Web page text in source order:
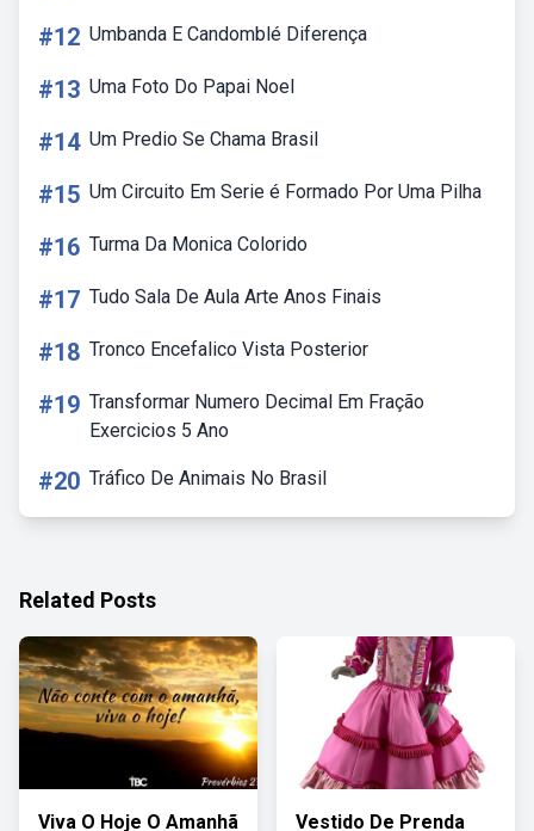
#12 Umbanda E Candomblé Diferença
#13 Uma Foto Do Papai Noel
#14 Um Predio Se Chama Brasil
#15 Um Circuito Em Serie é Formado Por Uma Pilha
#16 Turma Da Monica Colorido
#17 Tudo Sala De Aula Arte Anos Finais
#18 Tronco Encefalico Vista Posterior
#19 Transformar Numero Decimal Em Fração
Exercicios 5 Ano
#20 Tráfico De Animais No Brasil
Related Posts
Viva O Hoje O Amanhã
Vestido De Prenda